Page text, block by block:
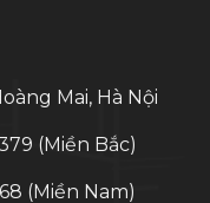
Mai, Hà Nội
(Miền Bắc)
(Miền Nam)